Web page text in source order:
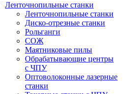
Ленточнопильные станки
Ленточнопильные станки
Диско-отрезные станки
Рольганги
СОЖ
Маятниковые пилы
Обрабатывающие центры
с ЧПУ
Оптоволоконные лазерные
станки